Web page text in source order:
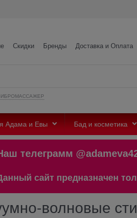
Скидки Бренды Доставка и Оплата
Адама и Евы Бад и косметика
предназначен только
волновые